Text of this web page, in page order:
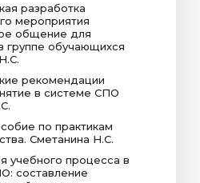
разработка
мероприятия
общение для
группе обучающихся
рекомендации
в системе СПО
по практикам
Сметанина Н.С.
учебного процесса в
составление